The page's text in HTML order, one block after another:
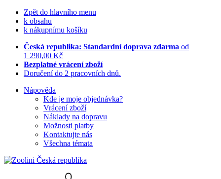
Zpět do hlavního menu
k obsahu
k nákupnímu košíku
Česká republika: Standardní doprava zdarma od
1 290,00 Kč
Bezplatné vrácení zboží
Doručení do 2 pracovních dnů.
Nápověda
Kde je moje objednávka?
Vrácení zboží
Náklady na dopravu
Možnosti platby
Kontaktujte nás
Všechna témata